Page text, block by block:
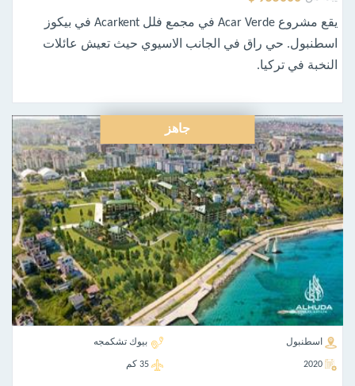
يقع مشروع Acar Verde في مجمع فلل Acarkent في بيكوز
اسطنبول. حي راق في الجانب الاسيوي حيث تعيش عائلات
النخبة في تركيا.
جاهز
اسطنبول بيوك تشكمجه
2020 35 كم